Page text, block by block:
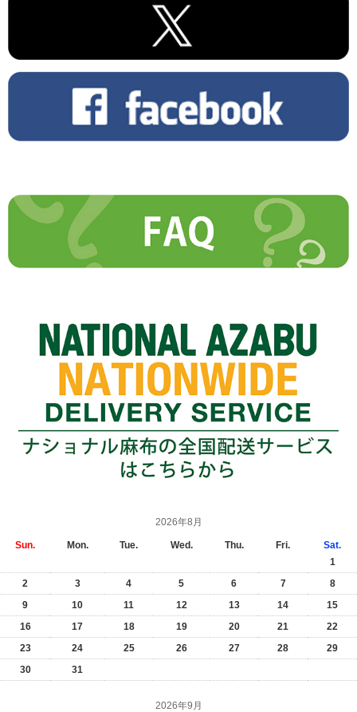
2026年8月
Sun. Mon. Tue. Wed. Thu. Fri.
Sat.
1
2
3 4 5 6 7
8
9
10 11 12 13 14
15
16
17 18 19 20 21
22
23
24 25 26 27 28
29
30
31
2026年9月